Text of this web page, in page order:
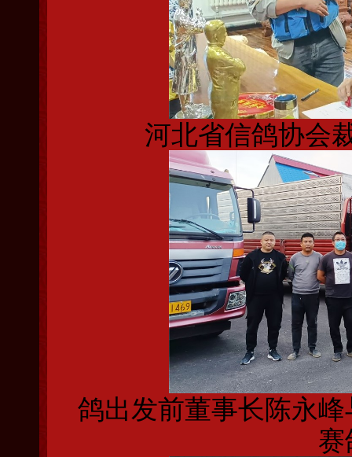
河北省信鸽协会
鸽出发前董事长陈永
赛